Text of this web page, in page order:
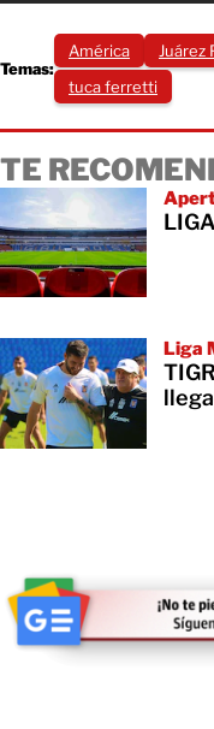
Temas:
América Juárez
tuca ferretti
TE
Liga